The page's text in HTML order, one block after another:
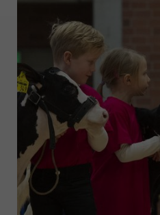
Name cookie_optin
Anbieter Qnetics
Laufzeit 1 Jahr
Zweck Cookie
Cookie-
Externe Inhalte
Wir verwenden auf
Inhalte, um Ihnen
anzubieten.